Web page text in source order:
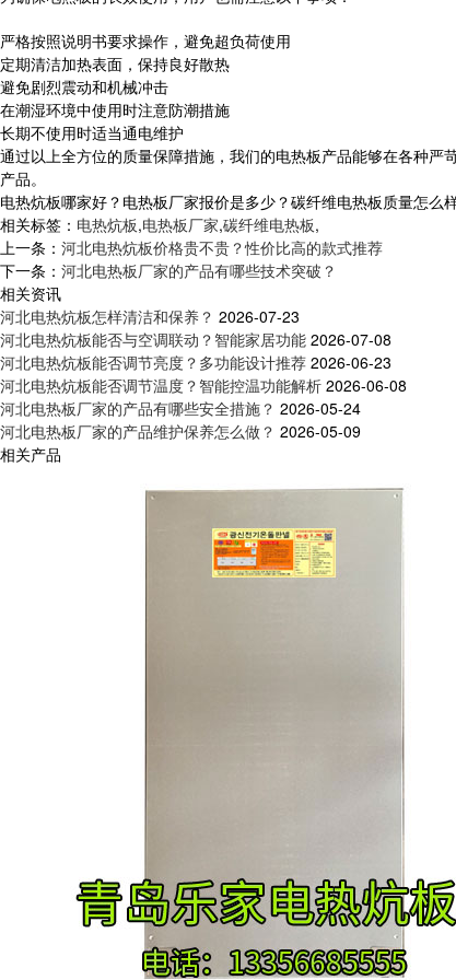
严格按照说明书要求操作，避免超负荷使用
定期清洁加热表面，保持良好散热
避免剧烈震动和机械冲击
在潮湿环境中使用时注意防潮措施
长期不使用时适当通电维护
通过以上全方位的质量保障措施，我们的电热板产品能够在各种
产品。
电热炕板哪家好？电热板厂家报价是多少？碳纤维电热板质量怎
相关标签： 电热炕板,电热板厂家,碳纤维电热板,
上一条： 河北电热炕板价格贵不贵？性价比高的款式推荐
下一条： 河北电热板厂家的产品有哪些技术突破？
相关资讯
河北电热炕板怎样清洁和保养？ 2026-07-23
河北电热炕板能否与空调联动？智能家居功能 2026-07-08
河北电热炕板能否调节亮度？多功能设计推荐 2026-06-23
河北电热炕板能否调节温度？智能控温功能解析 2026-06-08
河北电热板厂家的产品有哪些安全措施？ 2026-05-24
河北电热板厂家的产品维护保养怎么做？ 2026-05-09
相关产品